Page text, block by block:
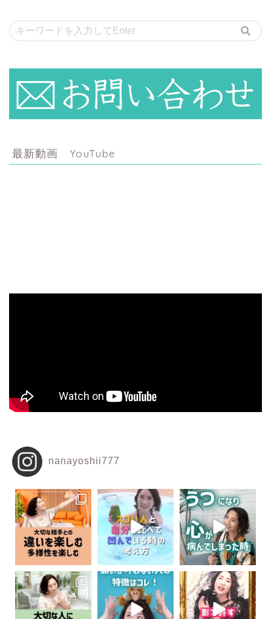
最新動画 YouTube
nanayoshii777